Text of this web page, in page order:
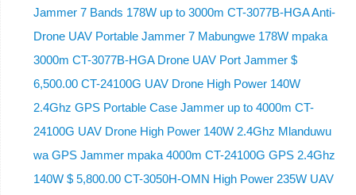
Jammer 7 Bands 178W up to 3000m CT-3077B-HGA Anti-
Drone UAV Portable Jammer 7 Mabungwe 178W mpaka
3000m CT-3077B-HGA Drone UAV Port Jammer $
6,500.00 CT-24100G UAV Drone High Power 140W
2.4Ghz GPS Portable Case Jammer up to 4000m CT-
24100G UAV Drone High Power 140W 2.4Ghz Mlanduwu
wa GPS Jammer mpaka 4000m CT-24100G GPS 2.4Ghz
140W $ 5,800.00 CT-3050H-OMN High Power 235W UAV